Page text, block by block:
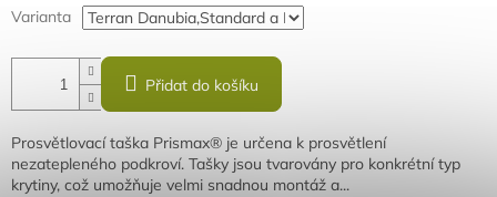
Varianta
Přidat do košíku
Prosvětlovací taška Prismax® je určena k prosvětlení
nezatepleného podkroví. Tašky jsou tvarovány pro konkrétní typ
krytiny, což umožňuje velmi snadnou montáž a...